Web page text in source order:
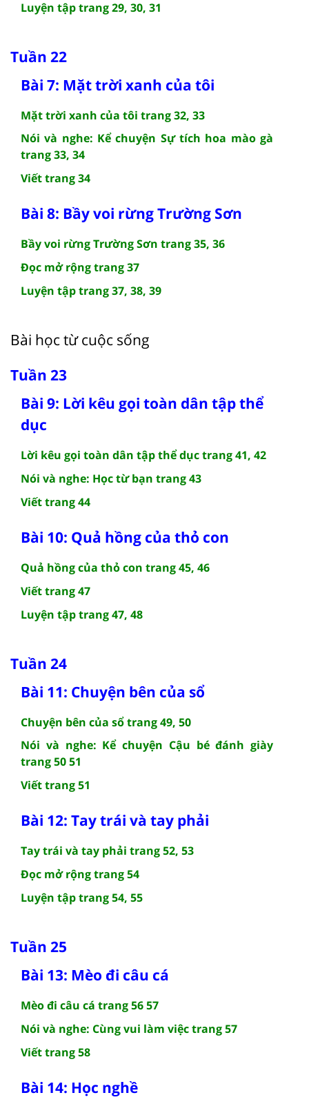
Luyện tập trang 29, 30, 31
Tuần 22
Bài 7: Mặt trời xanh của tôi
Mặt trời xanh của tôi trang 32, 33
Nói và nghe: Kể chuyện Sự tích hoa mào gà
trang 33, 34
Viết trang 34
Bài 8: Bầy voi rừng Trường Sơn
Bầy voi rừng Trường Sơn trang 35, 36
Đọc mở rộng trang 37
Luyện tập trang 37, 38, 39
Bài học từ cuộc sống
Tuần 23
Bài 9: Lời kêu gọi toàn dân tập thể
dục
Lời kêu gọi toàn dân tập thể dục trang 41, 42
Nói và nghe: Học từ bạn trang 43
Viết trang 44
Bài 10: Quả hồng của thỏ con
Quả hồng của thỏ con trang 45, 46
Viết trang 47
Luyện tập trang 47, 48
Tuần 24
Bài 11: Chuyện bên của sổ
Chuyện bên của sổ trang 49, 50
Nói và nghe: Kể chuyện Cậu bé đánh giày
trang 50 51
Viết trang 51
Bài 12: Tay trái và tay phải
Tay trái và tay phải trang 52, 53
Đọc mở rộng trang 54
Luyện tập trang 54, 55
Tuần 25
Bài 13: Mèo đi câu cá
Mèo đi câu cá trang 56 57
Nói và nghe: Cùng vui làm việc trang 57
Viết trang 58
Bài 14: Học nghề